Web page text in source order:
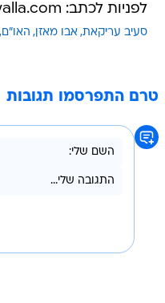
לפניות לכתב: nir_yah@walla.com
סעיב עריקאת אבו מאזן האו"ם
טרם התפרסמו תגובות